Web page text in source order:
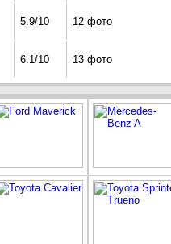
5.9/10 12 фото
6.1/10 13 фото